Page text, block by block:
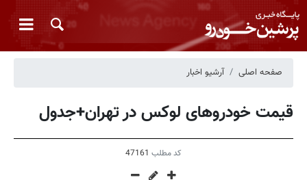
صفحه اصلی آرشیو اخبار
قیمت خودروهای لوکس در تهران+جدول
کد مطلب 47161